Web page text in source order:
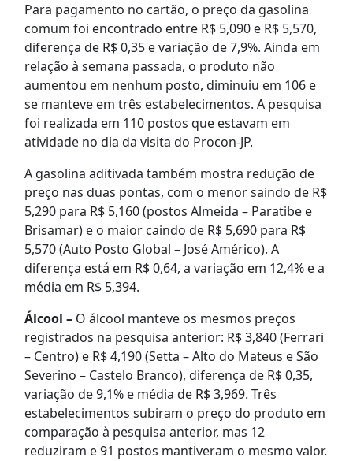
Para pagamento no cartão, o preço da gasolina
comum foi encontrado entre R$ 5,090 e R$ 5,570,
diferença de R$ 0,35 e variação de 7,9%. Ainda em
relação à semana passada, o produto não
aumentou em nenhum posto, diminuiu em 106 e
se manteve em três estabelecimentos. A pesquisa
foi realizada em 110 postos que estavam em
atividade no dia da visita do Procon-JP.
A gasolina aditivada também mostra redução de
preço nas duas pontas, com o menor saindo de R$
5,290 para R$ 5,160 (postos Almeida – Paratibe e
Brisamar) e o maior caindo de R$ 5,690 para R$
5,570 (Auto Posto Global – José Américo). A
diferença está em R$ 0,64, a variação em 12,4% e a
média em R$ 5,394.
Álcool –O álcool manteve os mesmos preços
registrados na pesquisa anterior: R$ 3,840 (Ferrari
– Centro) e R$ 4,190 (Setta – Alto do Mateus e São
Severino – Castelo Branco), diferença de R$ 0,35,
variação de 9,1% e média de R$ 3,969. Três
estabelecimentos subiram o preço do produto em
comparação à pesquisa anterior, mas 12
reduziram e 91 postos mantiveram o mesmo valor.